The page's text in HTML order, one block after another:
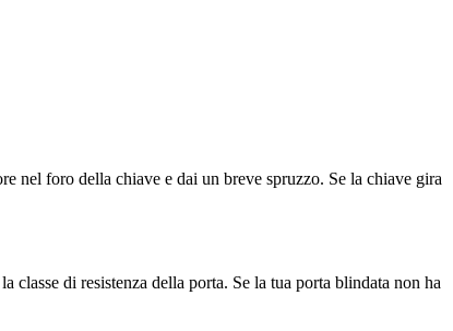
nel foro della chiave e dai un breve spruzzo. Se la chiave gira
di resistenza della porta. Se la tua porta blindata non ha